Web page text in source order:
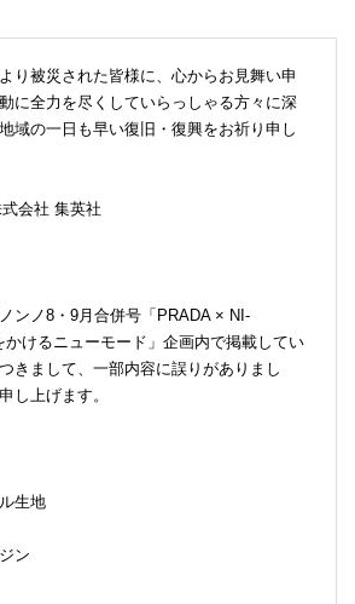
り被災された皆様に、心からお見舞い申
に全力を尽くしていらっしゃる方々に深
域の一日も早い復旧・復興をお祈り申し
会社 集英社
ンノ8・9月合併号「PRADA × NI-
けるニューモード」企画内で掲載してい
きまして、一部内容に誤りがありまし
し上げます。
生地
ン